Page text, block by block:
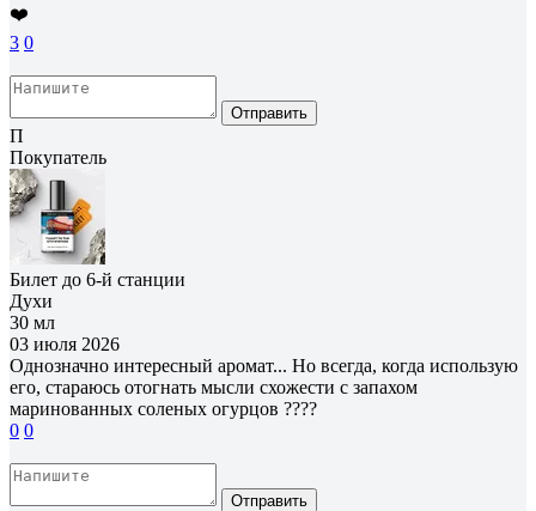
❤️
3 0
Отправить
П
Покупатель
Билет до 6-й станции
Духи
30 мл
03 июля 2026
Однозначно интересный аромат... Но всегда, когда использую
его, стараюсь отогнать мысли схожести с запахом
маринованных соленых огурцов ????
0 0
Отправить